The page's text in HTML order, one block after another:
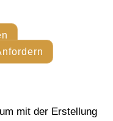
mit der Erstellung